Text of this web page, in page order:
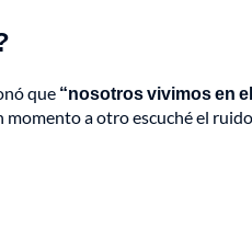
que “nosotros vivimos en
a otro escuché el